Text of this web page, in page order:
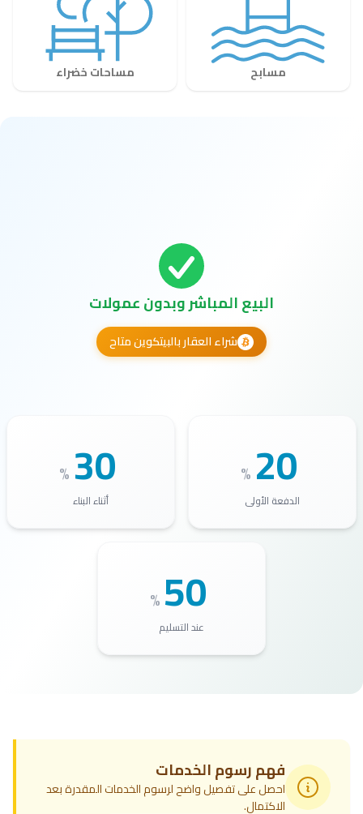
مسابح مساحات خضراء
البيع المباشر وبدون عمولات
شراء العقار بالبيتكوين متاح
20
%
الدفعة الأولى 30
%
أثناء البناء
50
%
عند التسليم
فهم رسوم الخدمات
احصل على تفصيل واضح لرسوم الخدمات المقدرة بعد
الاكتمال.